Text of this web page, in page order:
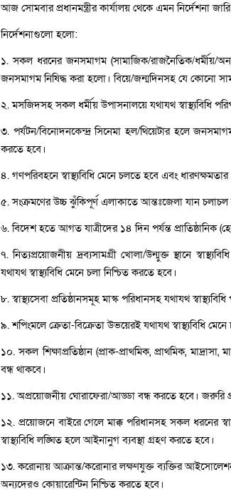
আজ সোমবার প্রধানমন্ত্রীর কার্যালয় থেকে এমন নির্দেশনা
নির্দেশনাগুলো হলো:
১. সকল ধরনের জনসমাগম (সামাজিক/রাজনৈতিক/ধর্মীয়/
জনসমাগম নিষিদ্ধ করা হলো। বিয়ে/জন্মদিনসহ যে কোনো
২. মসজিদসহ সকল ধর্মীয় উপাসনালয়ে যথাযথ স্বাস্থ্যবিধি
৩. পর্যটন/বিনোদনকেন্দ্র সিনেমা হল/থিয়েটার হলে
করতে হবে।
৪. গণপরিবহনে স্বাস্থ্যবিধি মেনে চলতে হবে এবং
৫. সংক্রমণের উচ্চ ঝুঁকিপূর্ণ এলাকাতে আন্তঃজেলা যান
৬. বিদেশ হতে আগত যাত্রীদের ১৪ দিন পর্যন্ত প্রাতিষ্ঠানিক
৭. নিত্যপ্রয়োজনীয় দ্রব্যসামগ্রী খোলা/উন্মুক্ত স্থানে
যথাযথ স্বাস্থ্যবিধি মেনে চলা নিশ্চিত করতে হবে।
৮. স্বাস্থ্যসেবা প্রতিষ্ঠানসমূহ মাস্ক পরিধানসহ যথাযথ
৯. শপিংমলে ক্রেতা-বিক্রেতা উভয়েরই যথাযথ স্বাস্থ্যবিধি
১০. সকল শিক্ষাপ্রতিষ্ঠান (প্রাক-প্রাথমিক, প্রাথমিক, মাদ্রাসা,
বন্ধ থাকবে।
১১. অপ্রয়োজনীয় ঘোরাফেরা/আড্ডা বন্ধ করতে হবে। জরুরি
১২. প্রয়োজনে বাইরে গেলে মাক্ক পরিধানসহ সকল ধরনের
স্বাস্থ্যবিধি লঙ্ঘিত হলে আইনানুগ ব্যবস্থা গ্রহণ করতে হবে।
১৩. করোনায় আক্রান্ত/করোনার লক্ষণযুক্ত ব্যক্তির
অন্যদেরও কোয়ারেন্টিন নিশ্চিত করতে হবে।